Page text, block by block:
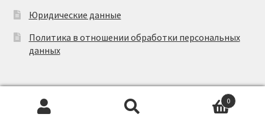
Юридические данные
Политика в отношении обработки персональных
данных
0